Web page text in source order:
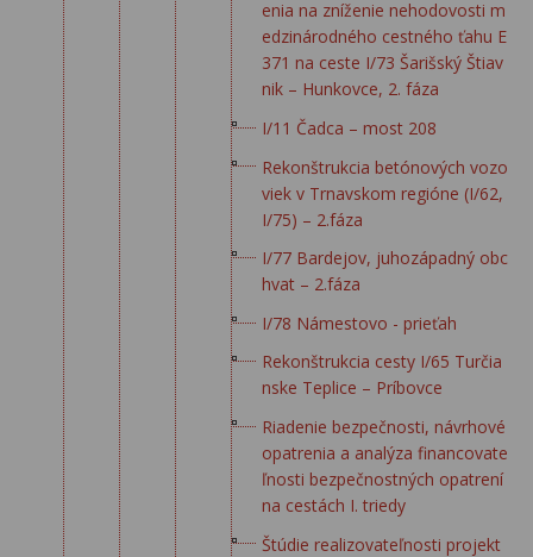
enia na zníženie nehodovosti m
edzinárodného cestného ťahu E
371 na ceste I/73 Šarišský Štiav
nik – Hunkovce, 2. fáza
I/11 Čadca – most 208
Rekonštrukcia betónových vozo
viek v Trnavskom regióne (I/62,
I/75) – 2.fáza
I/77 Bardejov, juhozápadný obc
hvat – 2.fáza
I/78 Námestovo - prieťah
Rekonštrukcia cesty I/65 Turčia
nske Teplice – Príbovce
Riadenie bezpečnosti, návrhové
opatrenia a analýza financovate
ľnosti bezpečnostných opatrení
na cestách I. triedy
Štúdie realizovateľnosti projekt